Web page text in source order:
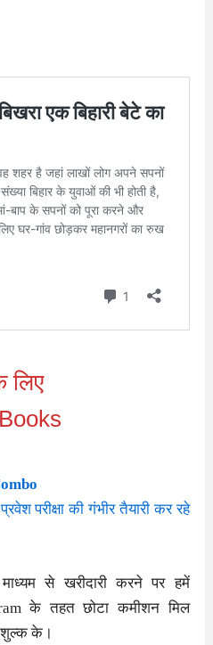
लिए
परीक्षा की गंभीर तैयारी कर रहे
से खरीदारी करने पर हमें
के तहत छोटा कमीशन मिल
शुल्क के।